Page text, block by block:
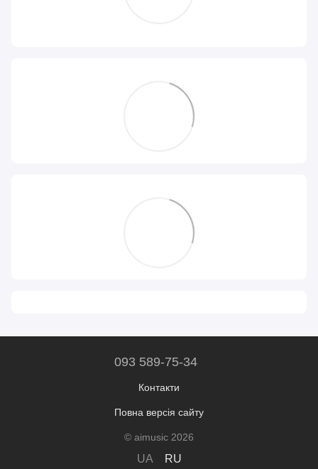
093 589-75-34
Контакти
Повна версія сайту
© aimusic 2026
UA RU